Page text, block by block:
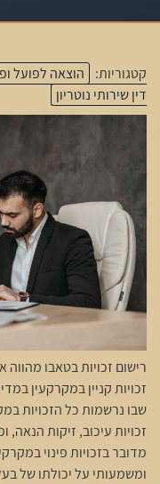
קטגוריות: הוצאה לפועל
דין שירותי נוטריון
רישום זכויות בטאבו
זכויות קניין במקרקעין
שבו נרשמות כל הזכויות
זכויות עיכוב, זיקות
מדובר בזכויות פינוי
ומשמעותי על יכולתו של